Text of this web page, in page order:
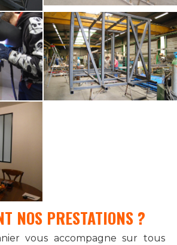
NOS PRESTATIONS ?
vous accompagne sur tous